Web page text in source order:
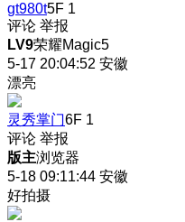
gt980t5F 1
评论 举报
LV9荣耀Magic5
5-17 20:04:52 安徽
漂亮
灵秀掌门6F 1
评论 举报
版主浏览器
5-18 09:11:44 安徽
好拍摄